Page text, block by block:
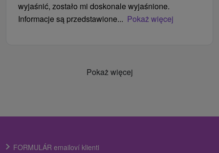
wyjaśnić, zostało mi doskonale wyjaśnione.
Informacje są przedstawione... Pokaż więcej
Pokaż więcej
FORMULÁR emailoví klienti